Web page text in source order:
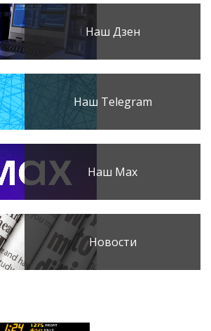
Наш Дзен
Наш Telegram
Наш Max
Новости